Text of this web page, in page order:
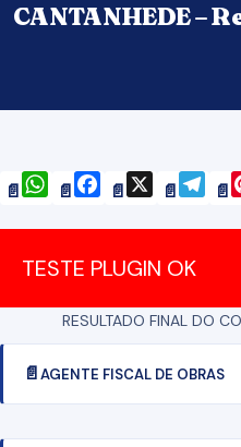
CANTANHEDE –
WhatsAppFacebook
TESTE PLUGIN OK
RESULTADO FINAL DO
AGENTE FISCAL DE OBRAS